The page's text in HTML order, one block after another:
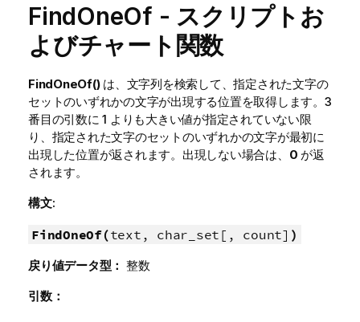
FindOneOf - スクリプトお
よびチャート関数
FindOneOf()は、文字列を検索して、指定された文字の
セットのいずれかの文字が出現する位置を取得します。3
番目の引数に 1 よりも大きい値が指定されていない限
り、指定された文字のセットのいずれかの文字が最初に
出現した位置が返されます。出現しない場合は、 0 が返
されます。
構文:
FindOneOf(text, char_set[, count] )
戻り値データ型： 整数
引数：